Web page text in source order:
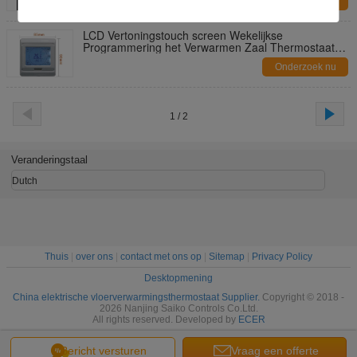
LCD Vertoningstouch screen Wekelijkse
Programmering het Verwarmen Zaal Thermostaat
Onderzoek nu
1 / 2
Bericht versturen Vraag een offerte
Veranderingstaal
Dutch
Thuis over ons contact met ons op Sitemap
Privacy Policy
Desktopmening
China elektrische vloerverwarmingsthermostaat Supplier. Copyright © 2018 -
2026 Nanjing Saiko Controls Co.Ltd.
All rights reserved. Developed by ECER